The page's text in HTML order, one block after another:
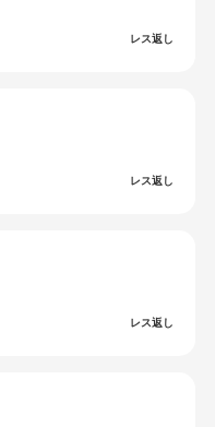
レス返し
レス返し
レス返し